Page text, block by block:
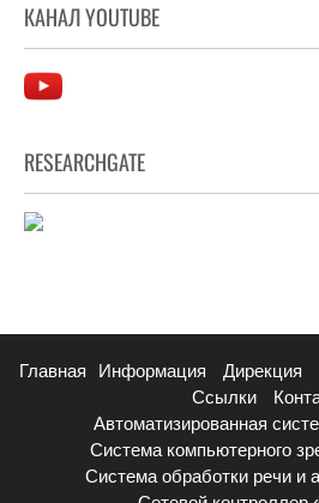
КАНАЛ YOUTUBE
RESEARCHGATE
Главная Информация Дирекция
Ссылки
Автоматизированная
Система компьютерного
Система обработки речи и